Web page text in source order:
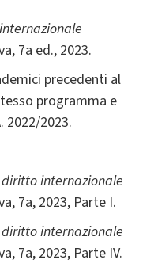
7a ed., 2023.
precedenti al
programma e
2022/2023.
internazionale
7a, 2023, Parte I.
internazionale
7a, 2023, Parte IV.